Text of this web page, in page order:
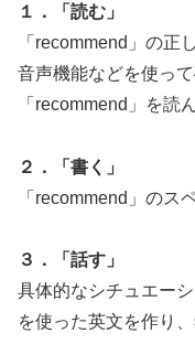
１．「読む」
「recommend」の正
音声機能などを使っ
「recommend」を読
２．「書く」
「recommend」のス
３．「話す」
具体的なシチュエー
を使った英文を作り